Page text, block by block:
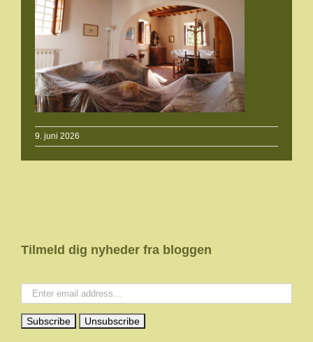
9. juni 2026
Tilmeld dig nyheder fra bloggen